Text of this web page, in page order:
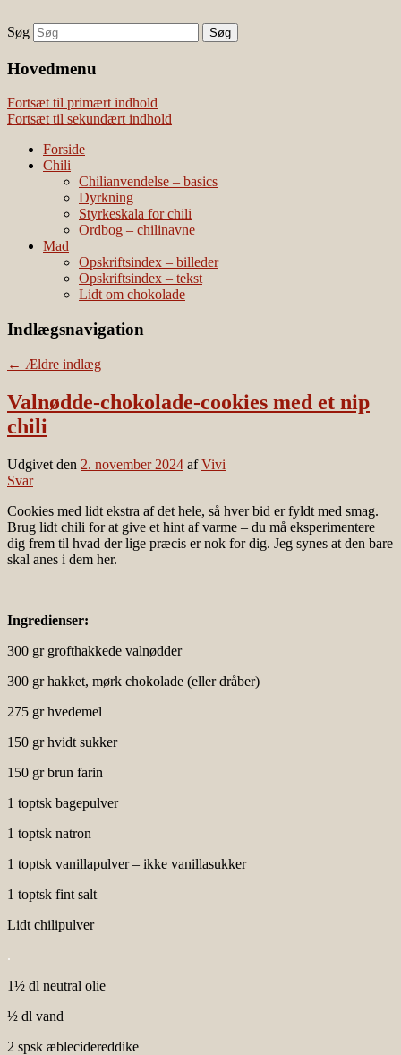
Наши партнеры
лучшие займы
Vivis chili
chili – dyrkning og mad
Søg
Hovedmenu
Fortsæt til primært indhold
Fortsæt til sekundært indhold
Forside
Chili
Chilianvendelse – basics
Dyrkning
Styrkeskala for chili
Ordbog – chilinavne
Mad
Opskriftsindex – billeder
Opskriftsindex – tekst
Lidt om chokolade
Indlægsnavigation
← Ældre indlæg
Valnødde-chokolade-cookies med et nip
chili
Udgivet den 2. november 2024 afVivi
Svar
Cookies med lidt ekstra af det hele, så hver bid er fyldt med smag.
Brug lidt chili for at give et hint af varme – du må eksperimentere
dig frem til hvad der lige præcis er nok for dig. Jeg synes at den bare
skal anes i dem her.
Ingredienser:
300 gr grofthakkede valnødder
300 gr hakket, mørk chokolade (eller dråber)
275 gr hvedemel
150 gr hvidt sukker
150 gr brun farin
1 toptsk bagepulver
1 toptsk natron
1 toptsk vanillapulver – ikke vanillasukker
1 toptsk fint salt
Lidt chilipulver
.
1½ dl neutral olie
½ dl vand
2 spsk æblecidereddike